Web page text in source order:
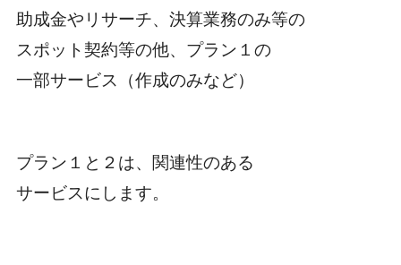
助成金やリサーチ、決算業務のみ等の
スポット契約等の他、プラン１の
一部サービス（作成のみなど）
プラン１と２は、関連性のある
サービスにします。